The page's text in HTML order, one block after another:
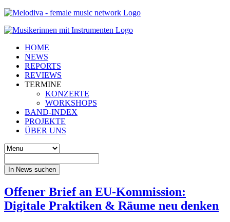
HOME
NEWS
REPORTS
REVIEWS
TERMINE
KONZERTE
WORKSHOPS
BAND-INDEX
PROJEKTE
ÜBER UNS
In News suchen
Offener Brief an EU-Kommission:
Digitale Praktiken & Räume neu denken